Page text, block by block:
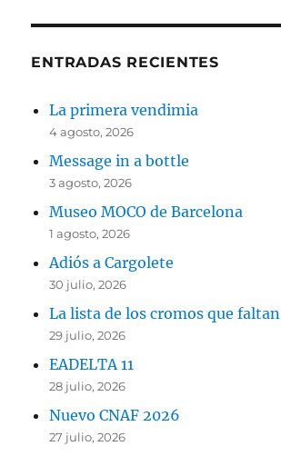
ENTRADAS RECIENTES
La primera vendimia
4 agosto, 2026
Message in a bottle
3 agosto, 2026
Museo MOCO de Barcelona
1 agosto, 2026
Adiós a Cargolete
30 julio, 2026
La lista de los cromos que faltan
29 julio, 2026
EADELTA 11
28 julio, 2026
Nuevo CNAF 2026
27 julio, 2026